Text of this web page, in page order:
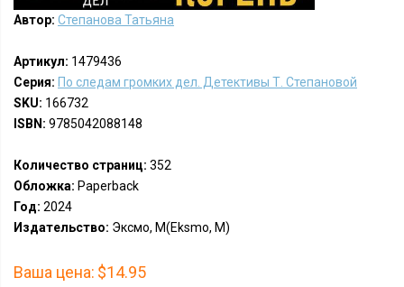
Автор: Степанова Татьяна
Артикул: 1479436
Серия: По следам громких дел. Детективы Т. Степановой
SKU: 166732
ISBN: 9785042088148
Количество страниц: 352
Обложка: Paperback
Год: 2024
Издательство: Эксмо, М(Eksmo, M)
Ваша цена: $14.95